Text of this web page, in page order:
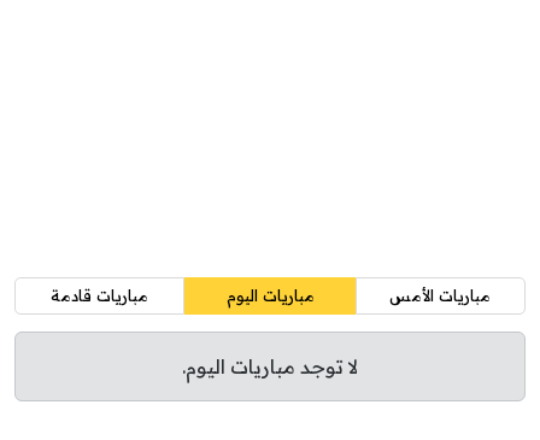
مباريات الأمس مباريات اليوم مباريات قادمة
لا توجد مباريات اليوم.